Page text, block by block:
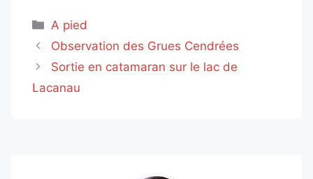
Catégories
A pied
Observation des Grues Cendrées
Sortie en catamaran sur le lac de
Lacanau